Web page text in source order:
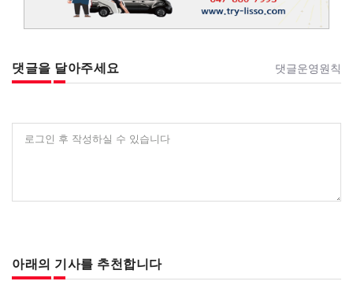
댓글을 달아주세요 댓글운영원칙
로그인 후 작성하실 수 있습니다
아래의 기사를 추천합니다